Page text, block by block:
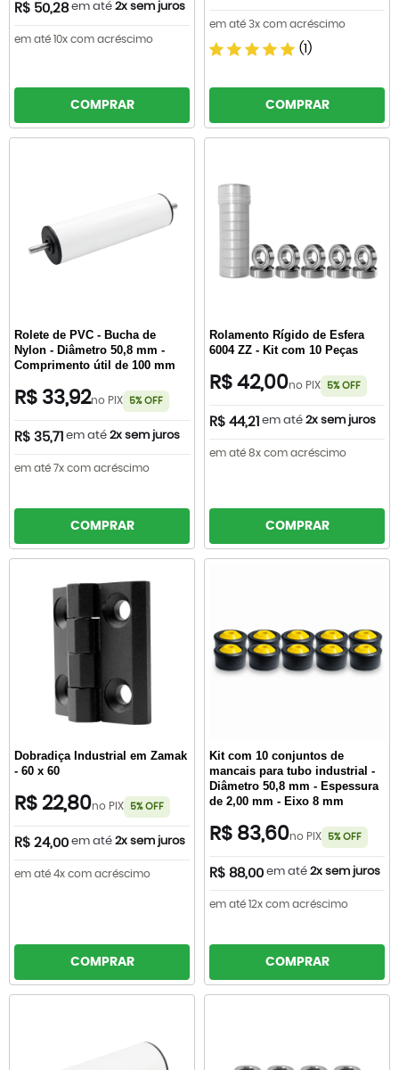
R$ 50,28 em até 2x sem juros
em até 10x com acréscimo
COMPRAR
em até 3x com acréscimo
(1)
COMPRAR
Rolete de PVC - Bucha de
Nylon - Diâmetro 50,8 mm -
Comprimento útil de 100 mm
R$ 33,92no PIX 5% OFF
R$ 35,71 em até 2x sem juros
em até 7x com acréscimo
COMPRAR
Rolamento Rígido de Esfera
6004 ZZ - Kit com 10 Peças
R$ 42,00no PIX 5% OFF
R$ 44,21 em até 2x sem juros
em até 8x com acréscimo
COMPRAR
Dobradiça Industrial em Zamak
- 60 x 60
R$ 22,80no PIX 5% OFF
R$ 24,00 em até 2x sem juros
em até 4x com acréscimo
COMPRAR
Kit com 10 conjuntos de
mancais para tubo industrial -
Diâmetro 50,8 mm - Espessura
de 2,00 mm - Eixo 8 mm
R$ 83,60no PIX 5% OFF
R$ 88,00 em até 2x sem juros
em até 12x com acréscimo
COMPRAR